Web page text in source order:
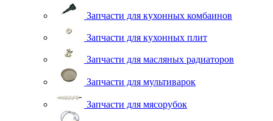
Запчасти для кухонных комбаинов
Запчасти для кухонных плит
Запчасти для масляных радиаторов
Запчасти для мультиварок
Запчасти для мясорубок